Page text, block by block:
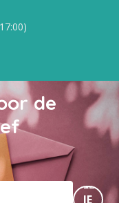
de
MELD
JE